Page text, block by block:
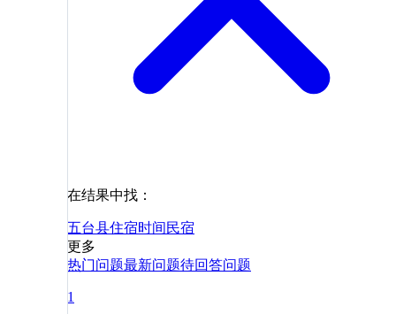
在结果中找：
五台县住宿时间 民宿
更多
热门问题最新问题待回答问题
1